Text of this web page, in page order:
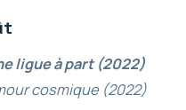
ligue à part (2022)
cosmique (2022)